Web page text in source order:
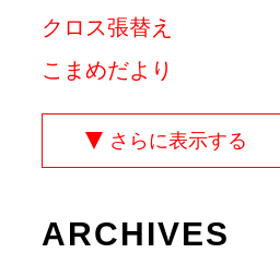
クロス張替え
こまめだより
さらに表示する
ARCHIVES